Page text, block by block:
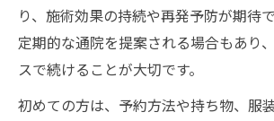
り、施術効果の持続や再発予防が期待
定期的な通院を提案される場合もあり
スで続けることが大切です。
初めての方は、予約方法や持ち物、服